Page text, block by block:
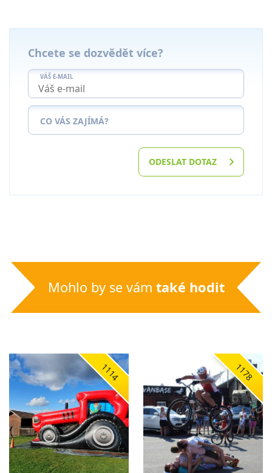
Chcete se dozvědět více?
VÁŠ E-MAIL
CO VÁS ZAJÍMÁ?
ODESLAT DOTAZ
Mohlo by se vám také hodit
1114 1178